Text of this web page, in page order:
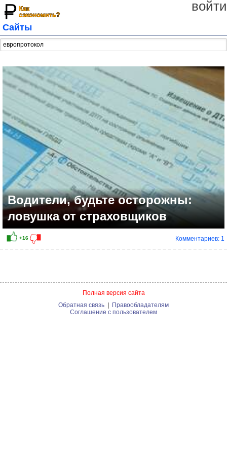
войти
Сайты
Водители, будьте осторожны:
ловушка от страховщиков
Комментариев: 1
Полная версия сайта
Обратная связь
Правообладателям
Соглашение с пользователем